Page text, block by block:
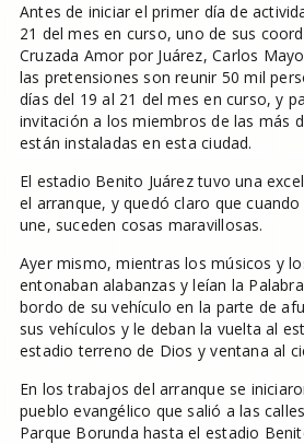
Antes de iniciar el primer día de
21 del mes en curso, uno de sus
Cruzada Amor por Juárez, Carlos
las pretensiones son reunir 50 mil
días del 19 al 21 del mes en curso, y
invitación a los miembros de las más
están instaladas en esta ciudad.
El estadio Benito Juárez tuvo una
el arranque, y quedó claro que
une, suceden cosas maravillosas.
Ayer mismo, mientras los músicos y
entonaban alabanzas y leían la
bordo de su vehículo en la parte de
sus vehículos y le deban la vuelta al
estadio terreno de Dios y ventana al
En los trabajos del arranque se
pueblo evangélico que salió a las
Parque Borunda hasta el estadio